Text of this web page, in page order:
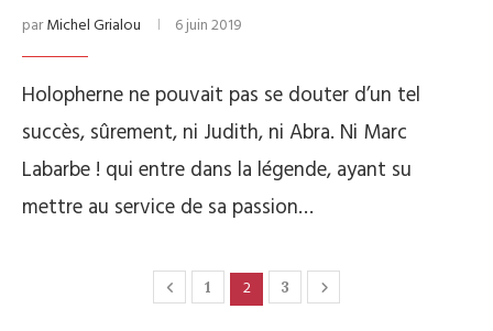
parMichel Grialou 6 juin 2019
Holopherne ne pouvait pas se douter d’un tel
succès, sûrement, ni Judith, ni Abra. Ni Marc
Labarbe ! qui entre dans la légende, ayant su
mettre au service de sa passion…
1 2 3